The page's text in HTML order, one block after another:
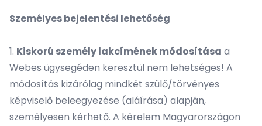
Személyes bejelentési lehetőség
1. Kiskorú személy lakcímének módosítása a
Webes ügysegéden keresztül nem lehetséges! A
módosítás kizárólag mindkét szülő/törvényes
képviselő beleegyezése (aláírása) alapján,
személyesen kérhető. A kérelem Magyarországon